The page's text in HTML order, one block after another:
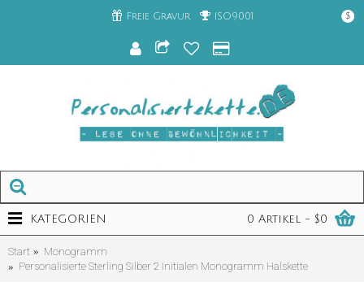
Freie Gravur ISO9001 $
0 Artikel - $0
KATEGORIEN
Start
Monogramm
Personalisierte Sterling Silber 2 Initialen Monogramm Halskette